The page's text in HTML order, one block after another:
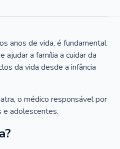
anos de vida, é fundamental
ajudar a família a cuidar da
da vida desde a infância
o médico responsável por
e adolescentes.